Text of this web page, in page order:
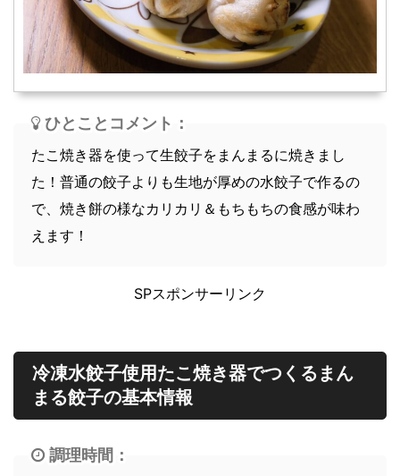
軽食
ひとことコメント：
たこ焼き器を使って生餃子をまんまるに焼きまし
た！普通の餃子よりも生地が厚めの水餃子で作るの
で、焼き餅の様なカリカリ＆もちもちの食感が味わ
えます！
SPスポンサーリンク
冷凍水餃子使用たこ焼き器でつくるまん
まる餃子の基本情報
調理時間：